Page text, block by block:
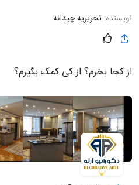
نویسنده: تحریریه چیدانه
از کجا بخرم؟ از کی کمک بگیرم؟